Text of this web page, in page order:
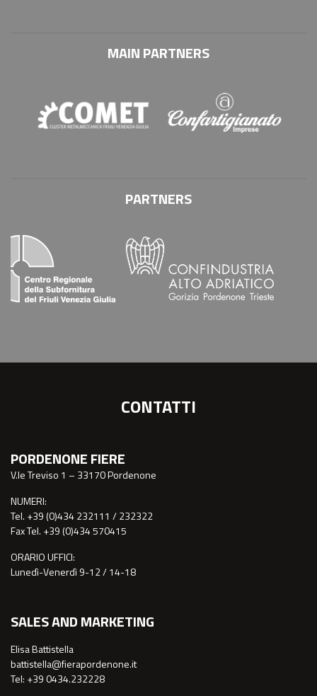
MAIN PARTNERS
PARTNERS
CONTATTI
PORDENONE FIERE
V.le Treviso 1 – 33170 Pordenone
NUMERI:
Tel. +39 (0)434 232111 / 232322
Fax Tel. +39 (0)434 570415
ORARIO UFFICI:
Lunedì-Venerdì 9-12 / 14-18
SALES AND MARKETING
Elisa Battistella
battistella@fierapordenone.it
Tel: +39 0434.232228